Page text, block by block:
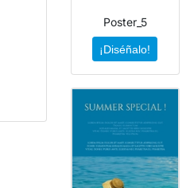
Poster_5
¡Diséñalo!